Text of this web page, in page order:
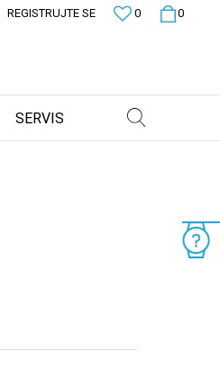
0
0
REGISTRUJTE SE
SERVIS